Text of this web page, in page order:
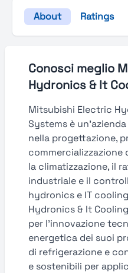
About Ratings
Conosci meglio
Hydronics & It
Mitsubishi Electric
Systems è
nella progettazione,
commercializzazione
la climatizzazione, il
industriale e il
hydronics e IT
Hydronics & It
per l'innovazione
energetica dei suoi
di refrigerazione e
e sostenibili per